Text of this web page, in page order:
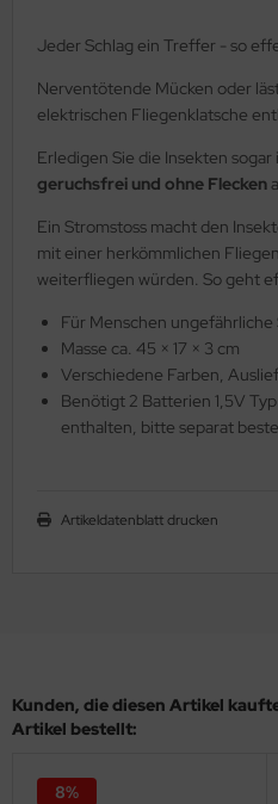
Jeder Schlag ein Treffer - so
Nerventötende Mücken oder
elektrischen Fliegenklatsche
Erledigen Sie die Insekten sogar
geruchsfrei und ohne Flecken
Ein Stromstoss macht den
mit einer herkömmlichen
weiterfliegen würden. So geht
Für Menschen ungefährliche
Masse ca. 45 × 17 × 3 cm
Verschiedene Farben,
Benötigt 2 Batterien 1,5V
enthalten, bitte separat
Artikeldatenblatt drucken
Kunden, die diesen Artikel
Artikel bestellt:
8%